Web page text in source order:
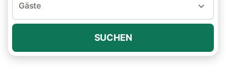
Gäste
SUCHEN